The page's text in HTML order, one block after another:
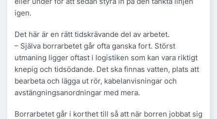
igen.
Det här är en rätt tidskrävande del av arbetet.
– Själva borrarbetet går ofta ganska fort. Störst
utmaning ligger oftast i logistiken som kan vara riktigt
knepig och tidsödande. Det ska finnas vatten, plats att
bearbeta och lägga ut rör, kabelanvisningar och
avstängningsanordningar med mera.
Borrarbetet går i korthet till så att när borren jobbat sig